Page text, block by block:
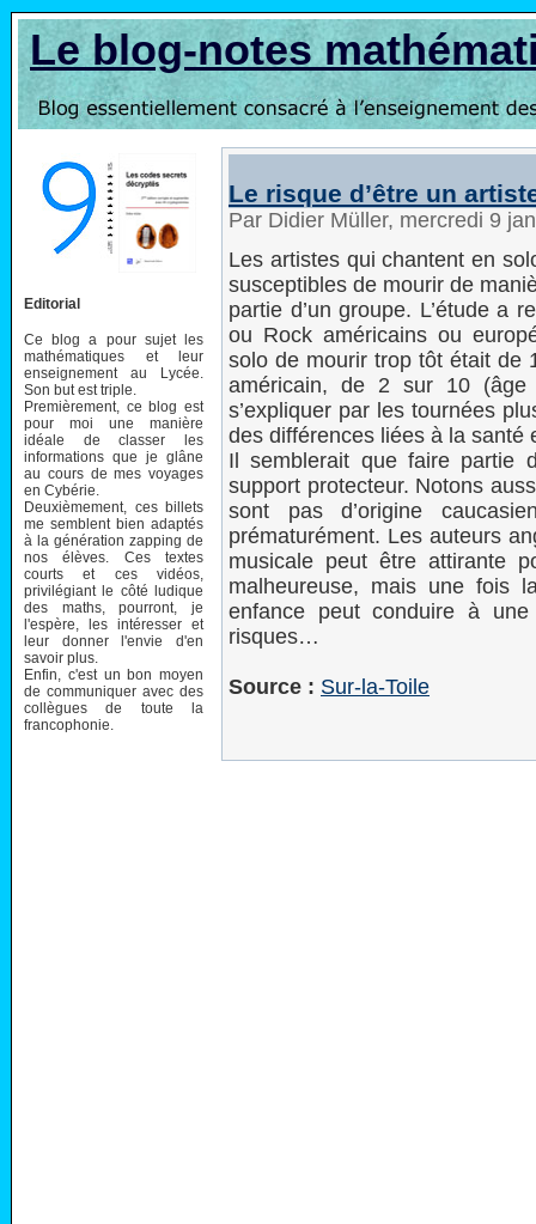
Le blog-notes
Editorial
Ce blog a pour sujet les
mathématiques et leur
enseignement au Lycée.
Son but est triple.
Premièrement, ce blog est
pour moi une manière
idéale de classer les
informations que je glâne
au cours de mes voyages
en Cybérie.
Deuxièmement, ces billets
me semblent bien adaptés
à la génération zapping de
nos élèves. Ces textes
courts et ces vidéos,
privilégiant le côté ludique
des maths, pourront, je
l'espère, les intéresser et
leur donner l'envie d'en
savoir plus.
Enfin, c'est un bon moyen
de communiquer avec des
collègues de toute la
francophonie.
Le risque d’être un
Par Didier Müller, mercredi 9
Les artistes qui chantent en
susceptibles de mourir de
partie d’un groupe. L’étude a
ou Rock américains ou
solo de mourir trop tôt était de
américain, de 2 sur 10 (âge
s’expliquer par les tournées
des différences liées à la santé
Il semblerait que faire partie
support protecteur. Notons
sont pas d’origine
prématurément. Les auteurs
musicale peut être attirante
malheureuse, mais une fois
enfance peut conduire à
risques…
Source : Sur-la-Toile